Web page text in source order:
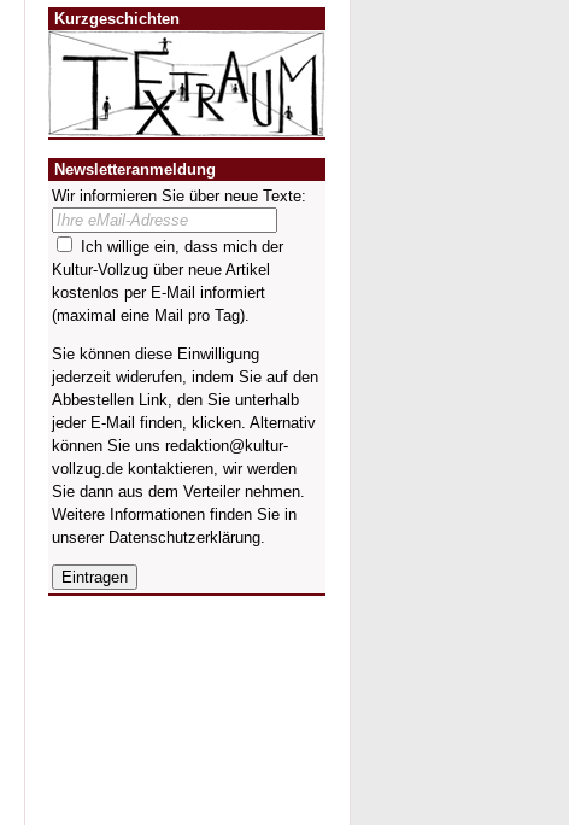
Kurzgeschichten
Newsletteranmeldung
Wir informieren Sie über neue Texte:
Ich willige ein, dass mich der
Kultur-Vollzug über neue Artikel
kostenlos per E-Mail informiert
(maximal eine Mail pro Tag).
Sie können diese Einwilligung
jederzeit widerufen, indem Sie auf den
Abbestellen Link, den Sie unterhalb
jeder E-Mail finden, klicken. Alternativ
können Sie uns redaktion@kultur-
vollzug.de kontaktieren, wir werden
Sie dann aus dem Verteiler nehmen.
Weitere Informationen finden Sie in
unserer Datenschutzerklärung.